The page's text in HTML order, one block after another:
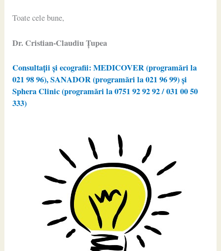
Toate cele bune,
Dr. Cristian-Claudiu Ţupea
Consultații și ecografii: MEDICOVER (programări la
021 98 96), SANADOR (programări la 021 96 99) și
Sphera Clinic (programări la 0751 92 92 92 / 031 00 50
333)